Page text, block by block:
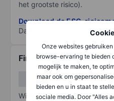
Onze websites
browse-ervaring te bieden
mogelijk te maken, te
maar ook om
bieden en u in staat te
sociale media. Door "Alles
het grootste risico).
Download de ESG-
Data provided by
Financiële gegevens
Winst/verlies